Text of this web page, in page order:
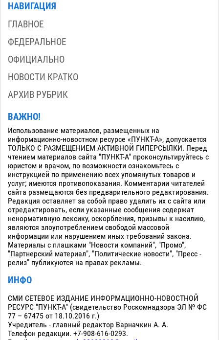
НАВИГАЦИЯ
ГЛАВНОЕ
ФЕДЕРАЛЬНОЕ
ОФИЦИАЛЬНО
НОВОСТИ КРАТКО
АРХИВ РУБРИК
ВАЖНО!
Использование материалов, размещенных на
информационно-новостном ресурсе «ПУНКТ-А», допускается
ТОЛЬКО С РАЗМЕЩЕНИЕМ АКТИВНОЙ ГИПЕРСЫЛКИ. Перед
чтением материалов сайта "ПУНКТ-А" проконсультируйтесь с
юристом и врачом, по возможности ознакомьтесь с
инструкцией по применению всех упомянутых товаров и
услуг; имеются противопоказания. Комментарии читателей
сайта размещаются без предварительного редактирования.
Редакция оставляет за собой право удалить их с сайта или
отредактировать, если указанные сообщения содержат
ненормативную лексику, оскорбления, призывы к насилию,
являются злоупотреблением свободой массовой
информации или нарушением иных требований закона.
Материалы с плашками "Новости компаний", "Промо",
"Партнерский материал", "Политические новости", "Пресс -
релиз" публикуются на правах рекламы.
ИНФО
СМИ СЕТЕВОЕ ИЗДАНИЕ ИНФОРМАЦИОННО-НОВОСТНОЙ
РЕСУРС "ПУНКТ-А" (свидетельство Роскомнадзора ЭЛ № ФС
77 – 67475 от 18.10.2016 г.)
Учредитель - главный редактор Варначкин А. А.
Телефон редакции. +7-908-616-0293.